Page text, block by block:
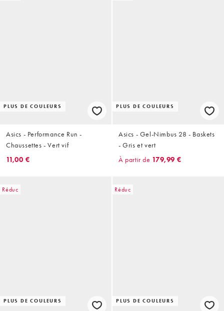
PLUS DE COULEURS
Asics - Performance Run -
Chaussettes - Vert vif
11,00 €
PLUS DE COULEURS
Asics - Gel-Nimbus 28 - Baskets
- Gris et vert
À partir de 179,99 €
Réduc
PLUS DE COULEURS
Réduc
PLUS DE COULEURS